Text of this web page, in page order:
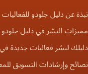
نبذة عن دليل جلودو للفعاليات
مميزات النشر في دليل جلودو
دليلك لنشر فعاليات جديدة
نصائح وإرشادات التسويق